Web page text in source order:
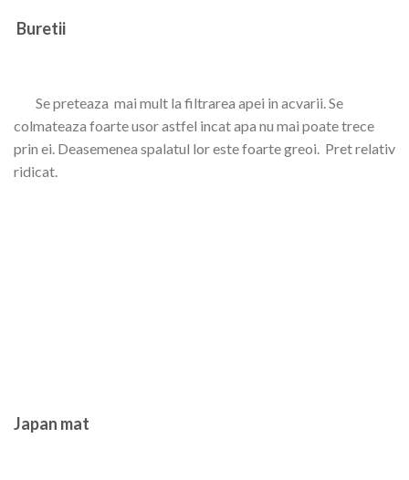
Buretii
Se preteaza mai mult la filtrarea apei in acvarii. Se
colmateaza foarte usor astfel incat apa nu mai poate trece
prin ei. Deasemenea spalatul lor este foarte greoi. Pret relativ
ridicat.
Japan mat